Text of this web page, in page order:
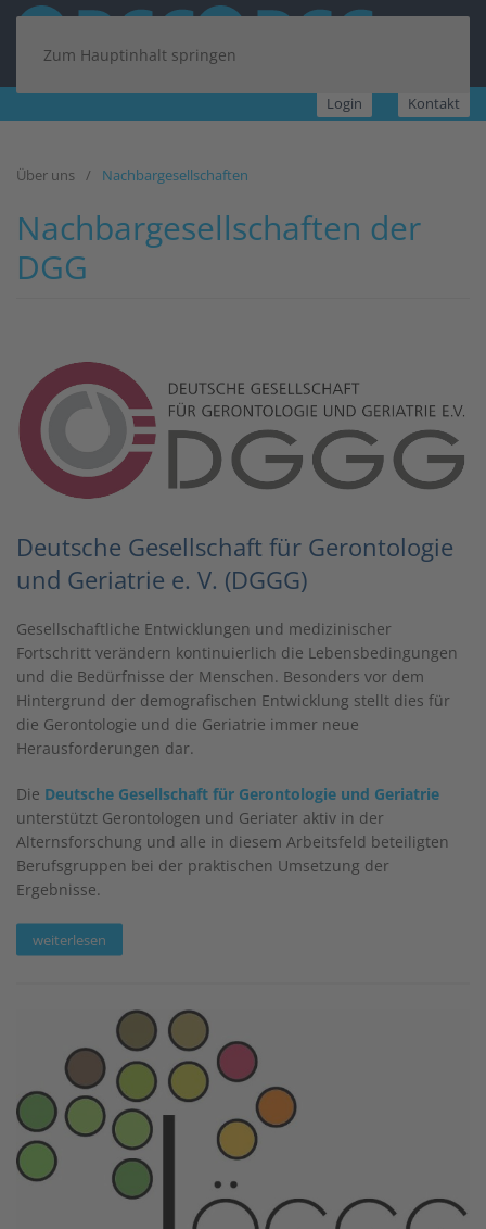
Zum Hauptinhalt springen
Login Kontakt
Über uns Nachbargesellschaften
Nachbargesellschaften der
DGG
Deutsche Gesellschaft für Gerontologie
und Geriatrie e. V. (DGGG)
Gesellschaftliche Entwicklungen und medizinischer
Fortschritt verändern kontinuierlich die Lebensbedingungen
und die Bedürfnisse der Menschen. Besonders vor dem
Hintergrund der demografischen Entwicklung stellt dies für
die Gerontologie und die Geriatrie immer neue
Herausforderungen dar.
Die Deutsche Gesellschaft für Gerontologie und Geriatrie
unterstützt Gerontologen und Geriater aktiv in der
Alternsforschung und alle in diesem Arbeitsfeld beteiligten
Berufsgruppen bei der praktischen Umsetzung der
Ergebnisse.
weiterlesen